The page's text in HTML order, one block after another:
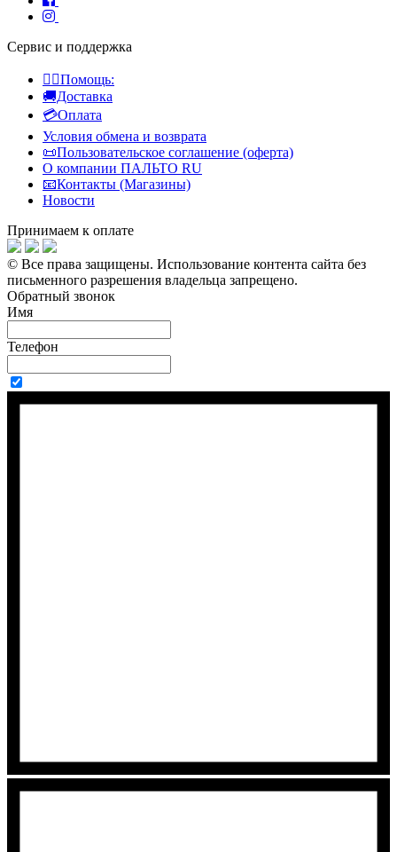
Сервис и поддержка
👍🏻Помощь:
🚚Доставка
💳Оплата
Условия обмена и возврата
📜Пользовательское соглашение (оферта)
О компании ПАЛЬТО RU
📧Контакты (Магазины)
Новости
Принимаем к оплате
© Все права защищены. Использование контента сайта без
письменного разрешения владельца запрещено.
Обратный звонок
Имя
Телефон